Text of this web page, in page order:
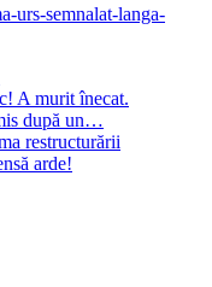
urs-semnalat-langa-
A murit înecat.
după un…
restructurării
arde!